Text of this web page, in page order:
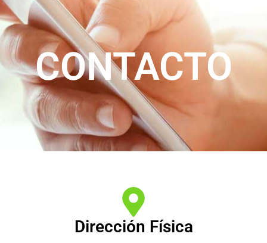
CONTACTO
Dirección Física